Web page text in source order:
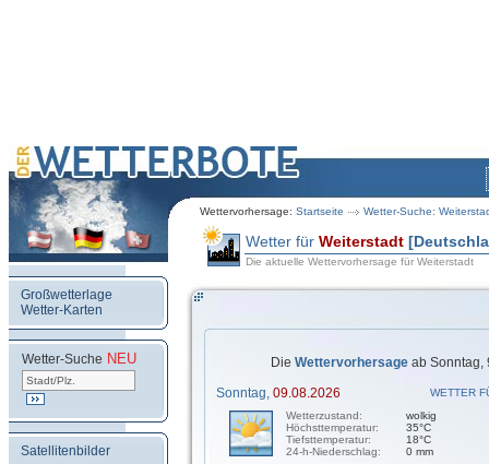
Wettervorhersage: Startseite Wetter-Suche:
Großwetterlage
Wetter-Karten
Wetter-Suche NEU
Satellitenbilder
Wetter für Weiterstadt
Die aktuelle Wettervorhersage für Weiterstadt
Die Wettervorhersage ab Sonntag,
Sonntag, 09.08.2026
WETTER
Wetterzustand:
Höchsttemperatur:
Tiefsttemperatur:
24-h-Niederschlag:
wolkig
35°C
18°C
0 mm